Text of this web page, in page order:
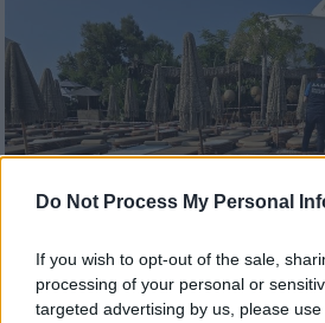
Do Not Process My Personal
If you wish to opt-out of the sale,
processing of your personal or
targeted advertising by us, please
Λουκέτο σε beach bar (ΑΠΕ-ΜΠΕ)